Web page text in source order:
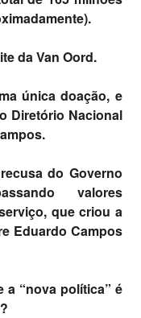
da Van Oord.
única doação, e
Diretório Nacional
do Governo
valores
que criou a
Eduardo Campos
a “nova política” é